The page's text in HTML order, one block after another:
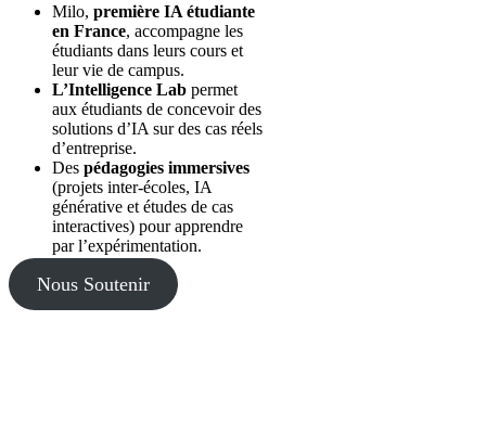
Milo, première IA étudiante
en France, accompagne les
étudiants dans leurs cours et
leur vie de campus.
L’Intelligence Lab permet
aux étudiants de concevoir des
solutions d’IA sur des cas réels
d’entreprise.
Des pédagogies immersives
(projets inter-écoles, IA
générative et études de cas
interactives) pour apprendre
par l’expérimentation.
Nous Soutenir